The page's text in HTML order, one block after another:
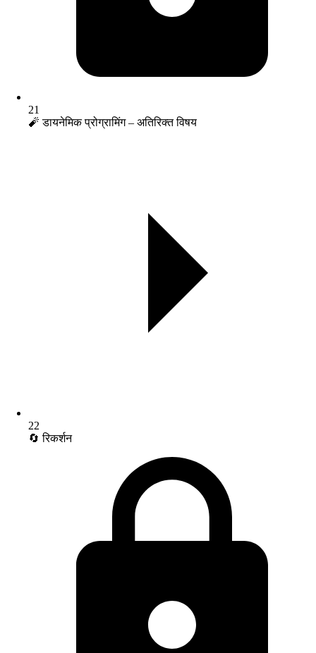
21
🧨 डायनेमिक प्रोग्रामिंग – अतिरिक्त विषय
22
🔄 रिकर्शन